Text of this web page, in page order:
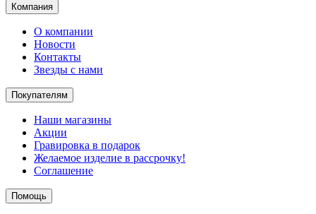
Компания
О компании
Новости
Контакты
Звезды с нами
Покупателям
Наши магазины
Акции
Гравировка в подарок
Желаемое изделие в рассрочку!
Соглашение
Помощь